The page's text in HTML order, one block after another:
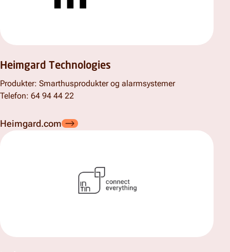
Heimgard Technologies
Produkter: Smarthusprodukter og alarmsystemer
Telefon: 64 94 44 22
Heimgard.com